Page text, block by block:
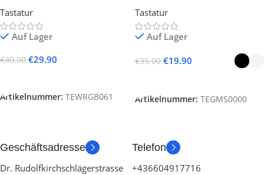
Tastatur
Auf Lager
€40.00 €29.90
Artikelnummer: TEWRGB061
Tastatur
Auf Lager
€35.00 €19.90
Artikelnummer: TEGMS0000
Geschäftsadresse
Dr. Rudolfkirchschlägerstrasse
Telefon
+436604917716